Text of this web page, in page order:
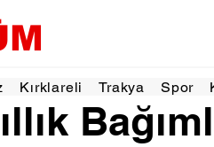
Kırklareli Trakya Spor
12 Kas 20251 dakikada